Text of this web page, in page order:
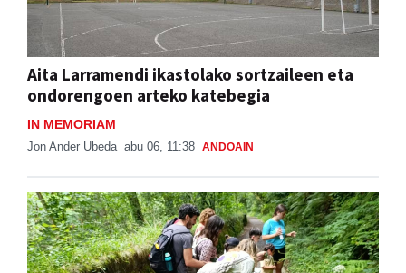
Aita Larramendi ikastolako sortzaileen eta
ondorengoen arteko katebegia
IN MEMORIAM
Jon Ander Ubeda abu 06, 11:38 ANDOAIN